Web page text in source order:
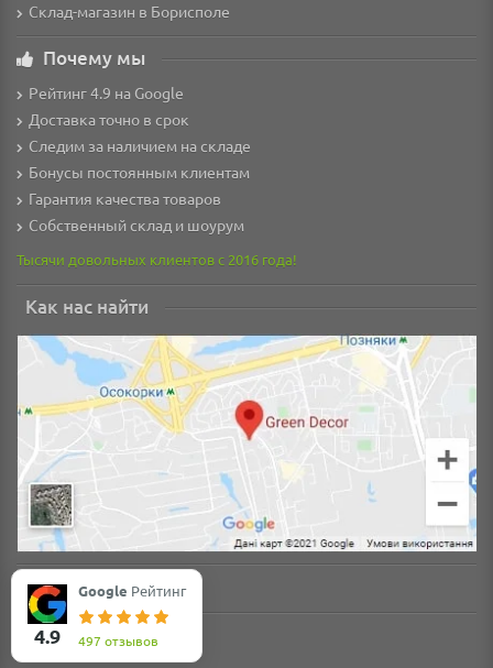
Склад-магазин в Борисполе
Почему мы
Рейтинг 4.9 на Google
Доставка точно в срок
Следим за наличием на складе
Бонусы постоянным клиентам
Гарантия качества товаров
Собственный склад и шоурум
Тысячи довольных клиентов с 2016 года!
Как нас найти
4.9
Google Рейтинг
497 отзывов